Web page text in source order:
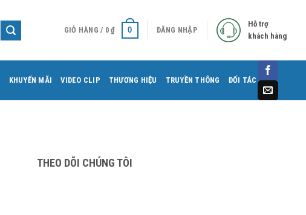
GIỎ HÀNG / 0₫ 0 ĐĂNG NHẬP
Hỗ trợ
khách hàng
KHUYẾN MÃI VIDEO CLIP THƯƠNG HIỆU TRUYỀN THÔNG ĐỐI TÁC
THEO DÕI CHÚNG TÔI